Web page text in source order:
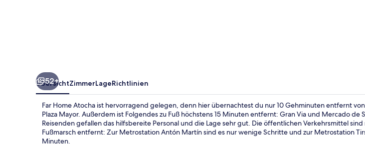
52+
ÜbersichtZimmerLageRichtlinien
Far Home Atocha ist hervorragend gelegen, denn hier übernachtest du nur 10 Gehminuten entfernt
Plaza Mayor. Außerdem ist Folgendes zu Fuß höchstens 15 Minuten entfernt: Gran Via und Mercado de
Reisenden gefallen das hilfsbereite Personal und die Lage sehr gut. Die öffentlichen Verkehrsmittel
Fußmarsch entfernt: Zur Metrostation Antón Martín sind es nur wenige Schritte und zur Metrostation
Minuten.